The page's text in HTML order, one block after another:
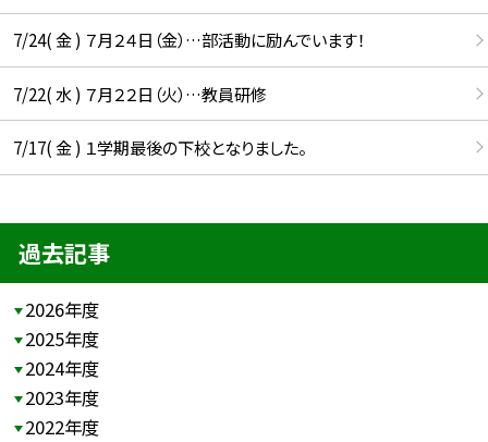
7/24( 金 ) ７月２４日（金）…部活動に励んでいます！
7/22( 水 ) ７月２２日（火）…教員研修
7/17( 金 ) １学期最後の下校となりました。
過去記事
2026年度
2025年度
2024年度
2023年度
2022年度